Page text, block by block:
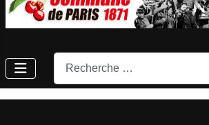
Rechercher